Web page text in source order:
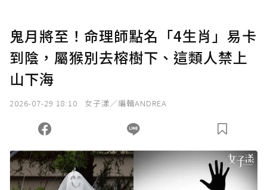
確認送出
您當前剩餘 U 利點數：0點；前往 購買點數
鬼月將至！命理師點名「4生肖」易卡
到陰，屬猴別去榕樹下、這類人禁上
山下海
2026-07-29 18:10 女子漾／編輯ANDREA